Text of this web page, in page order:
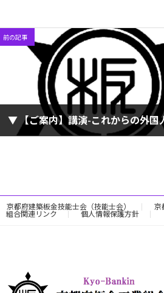
前の記事
京都府建築板金技能士会（技能士会） 京
組合関連リンク
個人情報保護方針